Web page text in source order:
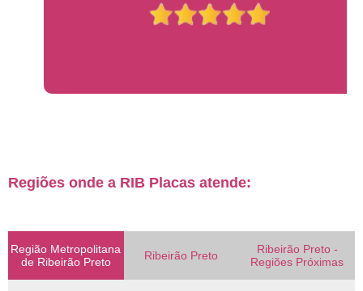
Regiões onde a RIB Placas atende:
Região Metropolitana
de Ribeirão Preto
Ribeirão Preto
Ribeirão Preto -
Regiões Próximas